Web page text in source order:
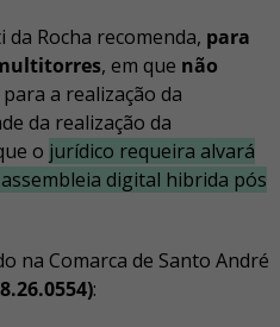
Rocha recomenda, para
, em que não
para a realização da
da realização da
o jurídico requeira alvará
digital hibrida pós
na Comarca de Santo André
: